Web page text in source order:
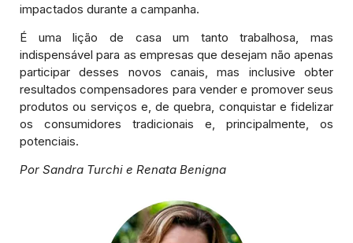
impactados durante a campanha.
É uma lição de casa um tanto trabalhosa, mas
indispensável para as empresas que desejam não apenas
participar desses novos canais, mas inclusive obter
resultados compensadores para vender e promover seus
produtos ou serviços e, de quebra, conquistar e fidelizar
os consumidores tradicionais e, principalmente, os
potenciais.
Por Sandra Turchi e Renata Benigna